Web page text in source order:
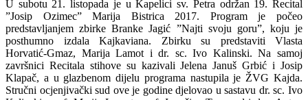
U subotu 21. listopada je u Kapelici sv. Petra održan 19. Recital
”Josip Ozimec” Marija Bistrica 2017. Program je počeo
predstavljanjem zbirke Branke Jagić ”Najti svoju goru”, koju je
posthumno izdala Kajkaviana. Zbirku su predstaviti Vlasta
Horvatić-Gmaz, Marija Lamot i dr. sc. Ivo Kalinski. Na samoj
završnici Recitala stihove su kazivali Jelena Januš Grbić i Josip
Klapač, a u glazbenom dijelu programa nastupila je ŽVG Kajda.
Stručni ocjenjivački sud ove je godine djelovao u sastavu dr. sc. Ivo